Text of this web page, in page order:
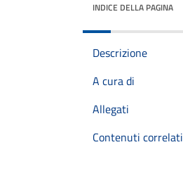
INDICE DELLA PAGINA
Descrizione
A cura di
Allegati
Contenuti correlati